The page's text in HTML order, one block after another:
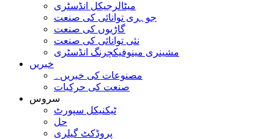
میٹالرجیکل انڈسٹری
جوہری توانائی کی صنعت
گاڑیوں کی صنعت
نئی توانائی کی صنعت
مشینری مینوفیکچرنگ انڈسٹری
خبریں
مصنوعات کی خبریں۔
صنعت کی حرکیات
سروس
ٹیکنیکل سپورٹ
حل
پروڈکٹ گیلری